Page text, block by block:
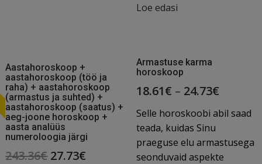
Loe edasi
Aastahoroskoop +
aastahoroskoop (töö ja
raha) + aastahoroskoop
(armastus ja suhted) +
aastahoroskoop (saatus) +
aeg-joone horoskoop +
aasta analüüs
numeroloogia järgi
243.36€ Original
27.73€
Armastuse karma
horoskoop
18.61€ – 24.73€
Selle horoskoobi abil saad
teada, kuidas Sinu
praeguse elu armastusega
seonduvaid aspekte